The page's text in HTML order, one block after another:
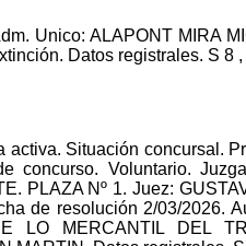
Unico: ALAPONT MIRA
Datos registrales. S 8
Situación concursal.
concurso. Voluntario.
PLAZA Nº 1. Juez:
de resolución 2/03/2026.
LO MERCANTIL DEL